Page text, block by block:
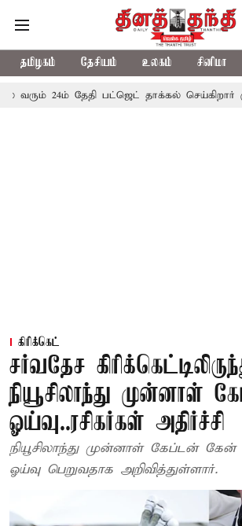
தமிழகம் தேசியம் உலகம் சினிமா
வரும் 24ம் தேதி பட்ஜெட் தாக்கல் செய்கிறார்
கிரிக்கெட்
சர்வதேச
நியூசிலாந்து முன்னாள்
ஓய்வு..ரசிகர்கள் அதிர்ச்சி
நியூசிலாந்து முன்னாள் கேப்டன்
ஓய்வு பெறுவதாக அறிவித்துள்ளார்.